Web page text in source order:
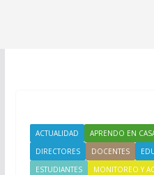
ACTUALIDAD APRENDO EN
DIRECTORES
DOCENTES
ESTUDIANTES
MONITOREO Y